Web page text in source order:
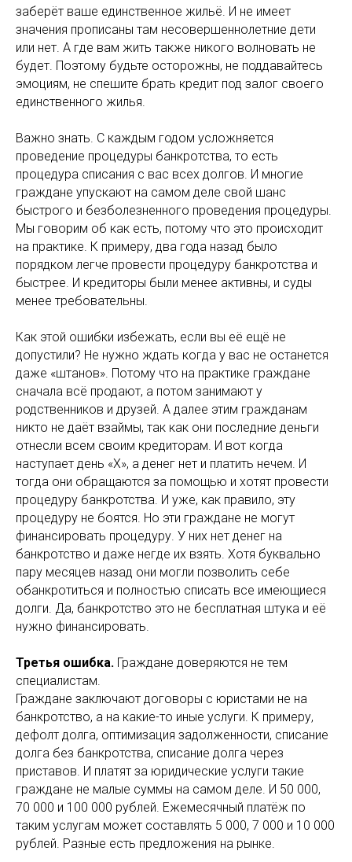
заберёт ваше единственное жильё. И не имеет
значения прописаны там несовершеннолетние дети
или нет. А где вам жить также никого волновать не
будет. Поэтому будьте осторожны, не поддавайтесь
эмоциям, не спешите брать кредит под залог своего
единственного жилья.
Важно знать. С каждым годом усложняется
проведение процедуры банкротства, то есть
процедура списания с вас всех долгов. И многие
граждане упускают на самом деле свой шанс
быстрого и безболезненного проведения процедуры.
Мы говорим об как есть, потому что это происходит
на практике. К примеру, два года назад было
порядком легче провести процедуру банкротства и
быстрее. И кредиторы были менее активны, и суды
менее требовательны.
Как этой ошибки избежать, если вы её ещё не
допустили? Не нужно ждать когда у вас не останется
даже «штанов». Потому что на практике граждане
сначала всё продают, а потом занимают у
родственников и друзей. А далее этим гражданам
никто не даёт взаймы, так как они последние деньги
отнесли всем своим кредиторам. И вот когда
наступает день «X», а денег нет и платить нечем. И
тогда они обращаются за помощью и хотят провести
процедуру банкротства. И уже, как правило, эту
процедуру не боятся. Но эти граждане не могут
финансировать процедуру. У них нет денег на
банкротство и даже негде их взять. Хотя буквально
пару месяцев назад они могли позволить себе
обанкротиться и полностью списать все имеющиеся
долги. Да, банкротство это не бесплатная штука и её
нужно финансировать.
Третья ошибка. Граждане доверяются не тем
специалистам.
Граждане заключают договоры с юристами не на
банкротство, а на какие-то иные услуги. К примеру,
дефолт долга, оптимизация задолженности, списание
долга без банкротства, списание долга через
приставов. И платят за юридические услуги такие
граждане не малые суммы на самом деле. И 50 000,
70 000 и 100 000 рублей. Ежемесячный платёж по
таким услугам может составлять 5 000, 7 000 и 10 000
рублей. Разные есть предложения на рынке.